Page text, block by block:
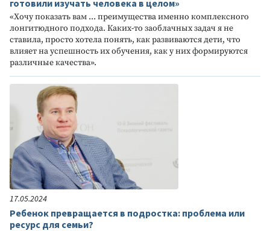
готовили изучать человека в целом»
«Хочу показать вам ... преимущества именно комплексного
лонгитюдного подхода. Каких-то заоблачных задач я не
ставила, просто хотела понять, как развиваются дети, что
влияет на успешность их обучения, как у них формируются
различные качества».
17.05.2024
Ребенок превращается в подростка: проблема или
ресурс для семьи?